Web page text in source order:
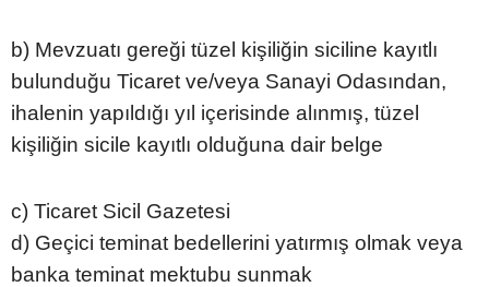
b) Mevzuatı gereği tüzel kişiliğin siciline kayıtlı
bulunduğu Ticaret ve/veya Sanayi Odasından,
ihalenin yapıldığı yıl içerisinde alınmış, tüzel
kişiliğin sicile kayıtlı olduğuna dair belge
c) Ticaret Sicil Gazetesi
d) Geçici teminat bedellerini yatırmış olmak veya
banka teminat mektubu sunmak